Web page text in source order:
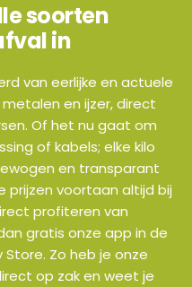
soorten
in
van eerlijke en actuele
en ijzer, direct
Of het nu gaat om
of kabels; elke kilo
en transparant
prijzen voortaan altijd bij
profiteren van
gratis onze app in de
Zo heb je onze
op zak en weet je